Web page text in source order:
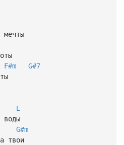
F#m
G#7
E
G#m
твои